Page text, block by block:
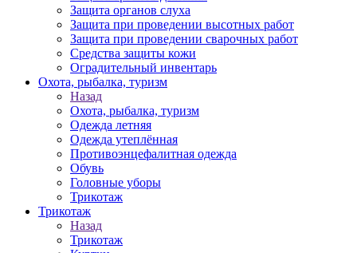
Защита органов слуха
Защита при проведении высотных работ
Защита при проведении сварочных работ
Средства защиты кожи
Оградительный инвентарь
Охота, рыбалка, туризм
Назад
Охота, рыбалка, туризм
Одежда летняя
Одежда утеплённая
Противоэнцефалитная одежда
Обувь
Головные уборы
Трикотаж
Трикотаж
Назад
Трикотаж